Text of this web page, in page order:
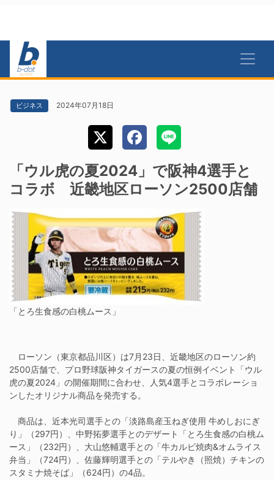
ビジネス 2024年07月18日
「ウル虎の夏2024」で阪神4選手と
コラボ 近畿地区ローソン2500店舗
「とろ生食感の白桃ムース」
ローソン（東京都品川区）は7月23日、近畿地区のローソン約
2500店舗で、プロ野球阪神タイガースの夏の恒例イベント「ウル
虎の夏2024」の開催期間に合わせ、人気4選手とコラボレーショ
ンしたオリジナル商品を発売する。
商品は、近本光司選手との「淡路島産玉ねぎ使用 牛めしおにぎ
り」（297円）、中野拓夢選手とのデザート「とろ生食感の白桃ム
ース」（232円）、大山悠輔選手との「牛カルビ焼肉&オムライス
弁当」（724円）、佐藤輝明選手との「テルやき（照焼）チキンの
スタミナ焼そば」（624円）の4品。